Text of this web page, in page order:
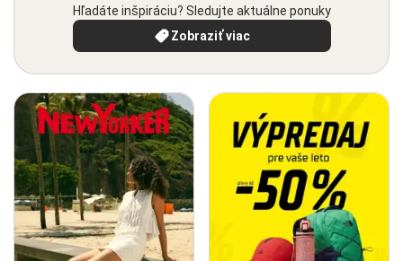
Hľadáte inšpiráciu? Sledujte aktuálne ponuky
Zobraziť viac